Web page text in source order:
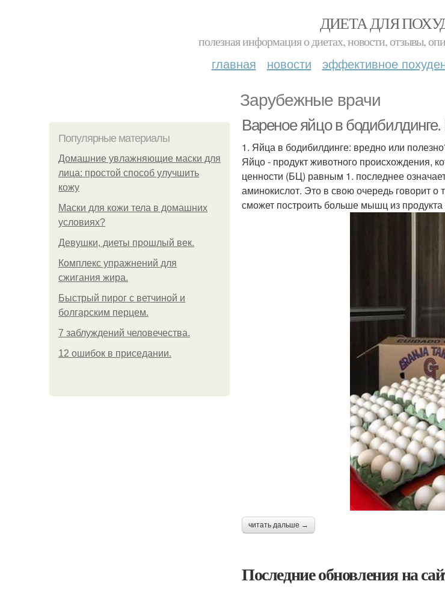
ДИЕТА ДЛЯ
полезная информация о диетах, новости, отзывы,
главная новости эффективное
Зарубежные врачи
Популярные материалы
Домашние увлажняющие маски для
лица: простой способ улучшить
кожу
Маски для кожи тела в домашних
условиях?
Девушки, диеты прошлый век.
Комплекс упражнений для
сжигания жира.
Быстрый пирог с ветчиной и
болгарским перцем.
7 заблуждений человечества.
12 ошибок в приседании.
Вареное яйцо в
1. Яйца в бодибилдинге: вредно или
Яйцо - продукт животного происхождения,
ценности (БЦ) равным 1. последнее
аминокислот. Это в свою очередь говорит о
сможет построить больше мышц из
читать дальше →
Последние обновления на